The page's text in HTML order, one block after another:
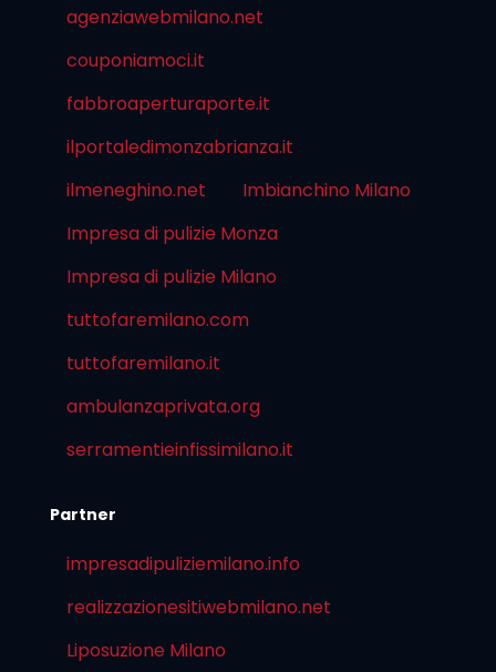
agenziawebmilano.net
couponiamoci.it
fabbroaperturaporte.it
ilportaledimonzabrianza.it
ilmeneghino.net
Imbianchino Milano
Impresa di pulizie Monza
Impresa di pulizie Milano
tuttofaremilano.com
tuttofaremilano.it
ambulanzaprivata.org
serramentieinfissimilano.it
Partner
impresadipuliziemilano.info
realizzazionesitiwebmilano.net
Liposuzione Milano